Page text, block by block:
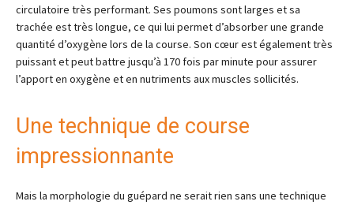
circulatoire très performant. Ses poumons sont larges et sa
trachée est très longue, ce qui lui permet d’absorber une grande
quantité d’oxygène lors de la course. Son cœur est également très
puissant et peut battre jusqu’à 170 fois par minute pour assurer
l’apport en oxygène et en nutriments aux muscles sollicités.
Une technique de course
impressionnante
Mais la morphologie du guépard ne serait rien sans une technique